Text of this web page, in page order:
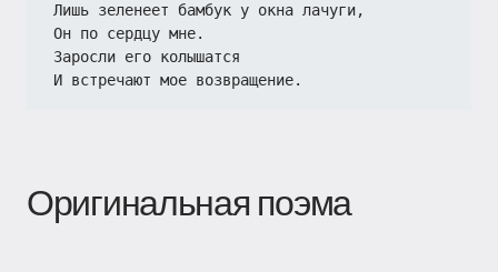
Лишь зеленеет бамбук у окна лачуги,
Он по сердцу мне.
Заросли его колышатся
И встречают мое возвращение.
Оригинальная поэма